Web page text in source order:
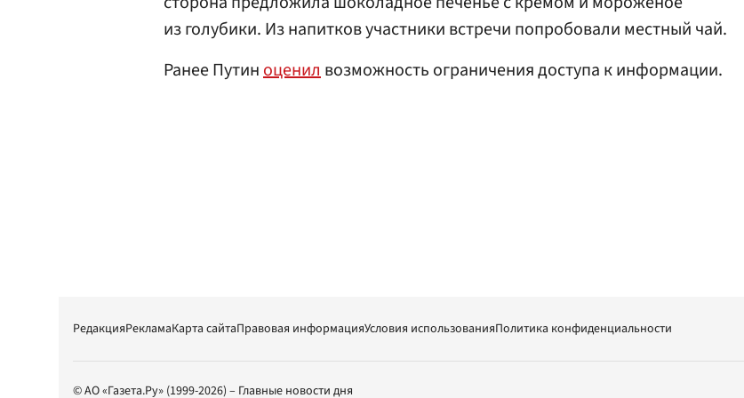
из голубики. Из напитков участники встречи попробовали местный чай.
Ранее Путиноценилвозможность ограничения доступа к информации.
РедакцияРекламаКарта сайтаПравовая информацияУсловия использованияПолитика конфиденциальности
© АО «Газета.Ру» (1999-2026) – Главные новости дня